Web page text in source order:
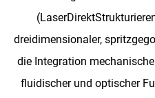
dreidimensionaler,
die Integration
fluidischer und optischer